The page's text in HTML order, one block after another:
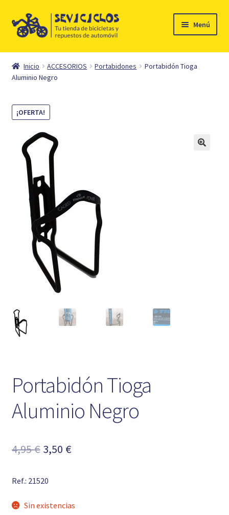
Ir
Ir
al
Menú
Inicio
Ciclismo
Automóvil
Mi cuenta
Contacto
Inicio ACCESORIOS Portabidones
Portabidón Tioga
Aluminio Negro
¡OFERTA!
Portabidón Tioga
Aluminio Negro
4,95€ El
original
era:
3,50 €El
es:
Ref.: 21520
Sin existencias